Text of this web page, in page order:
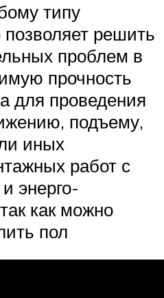
типу
решить
проблем в
прочность
для проведения
подъему,
иных
работ с
энерго-
как можно
пол